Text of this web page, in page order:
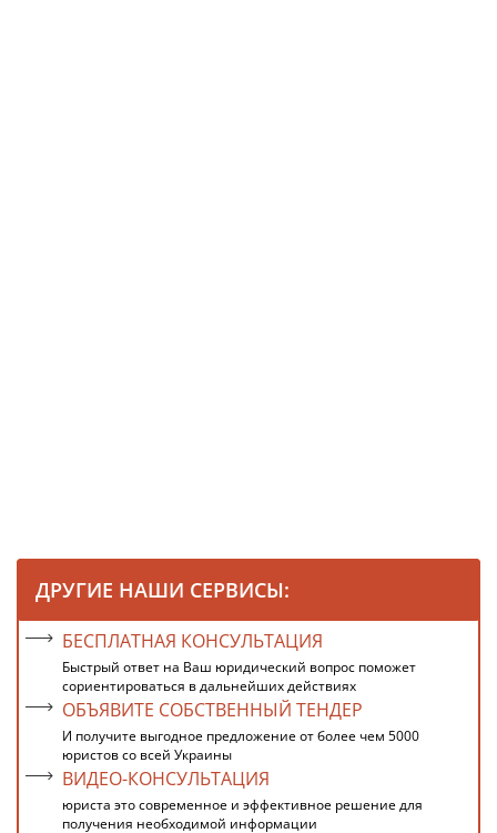
ДРУГИЕ НАШИ СЕРВИСЫ:
БЕСПЛАТНАЯ КОНСУЛЬТАЦИЯ
Быстрый ответ на Ваш юридический вопрос поможет
сориентироваться в дальнейших действиях
ОБЪЯВИТЕ СОБСТВЕННЫЙ ТЕНДЕР
И получите выгодное предложение от более чем 5000
юристов со всей Украины
ВИДЕО-КОНСУЛЬТАЦИЯ
юриста это современное и эффективное решение для
получения необходимой информации